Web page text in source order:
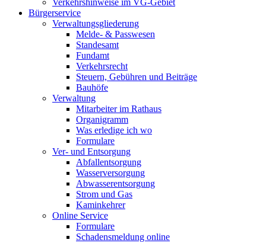
Verkehrshinweise im VG-Gebiet
Bürgerservice
Verwaltungsgliederung
Melde- & Passwesen
Standesamt
Fundamt
Verkehrsrecht
Steuern, Gebühren und Beiträge
Bauhöfe
Verwaltung
Mitarbeiter im Rathaus
Organigramm
Was erledige ich wo
Formulare
Ver- und Entsorgung
Abfallentsorgung
Wasserversorgung
Abwasserentsorgung
Strom und Gas
Kaminkehrer
Online Service
Formulare
Schadensmeldung online